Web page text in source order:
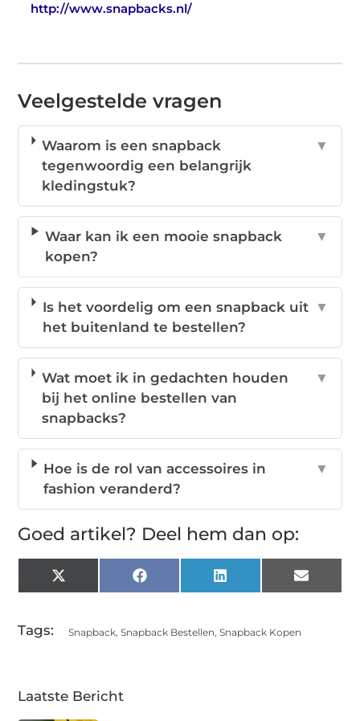
http://www.snapbacks.nl/
Veelgestelde vragen
Waarom is een snapback
tegenwoordig een belangrijk
kledingstuk?
▼
Waar kan ik een mooie snapback
kopen?
▼
Is het voordelig om een snapback uit
het buitenland te bestellen?
▼
Wat moet ik in gedachten houden
bij het online bestellen van
snapbacks?
▼
Hoe is de rol van accessoires in
fashion veranderd?
▼
Goed artikel? Deel hem dan op:
X
(Twitter)
Facebook LinkedIn Email
Tags: Snapback,Snapback Bestellen,Snapback Kopen
Laatste Bericht